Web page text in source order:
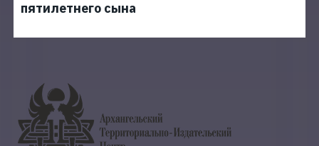
пятилетнего сына